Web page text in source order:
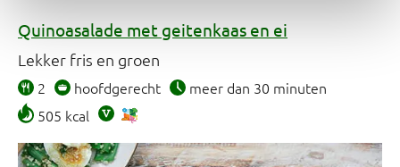
Quinoasalade met geitenkaas en ei
Lekker fris en groen
2 hoofdgerecht
meer dan 30 minuten
505 kcal